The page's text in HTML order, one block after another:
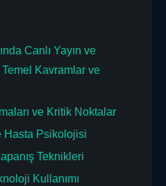
Canlı Yayın ve
Kavramlar ve
ve Kritik Noktalar
Hasta Psikolojisi
Teknikleri
Kullanımı